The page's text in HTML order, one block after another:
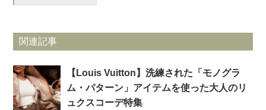
関連記事
【Louis Vuitton】洗練された「モノグラ
ム・パターン」アイテムを使った大人のリ
ュクスコーデ特集